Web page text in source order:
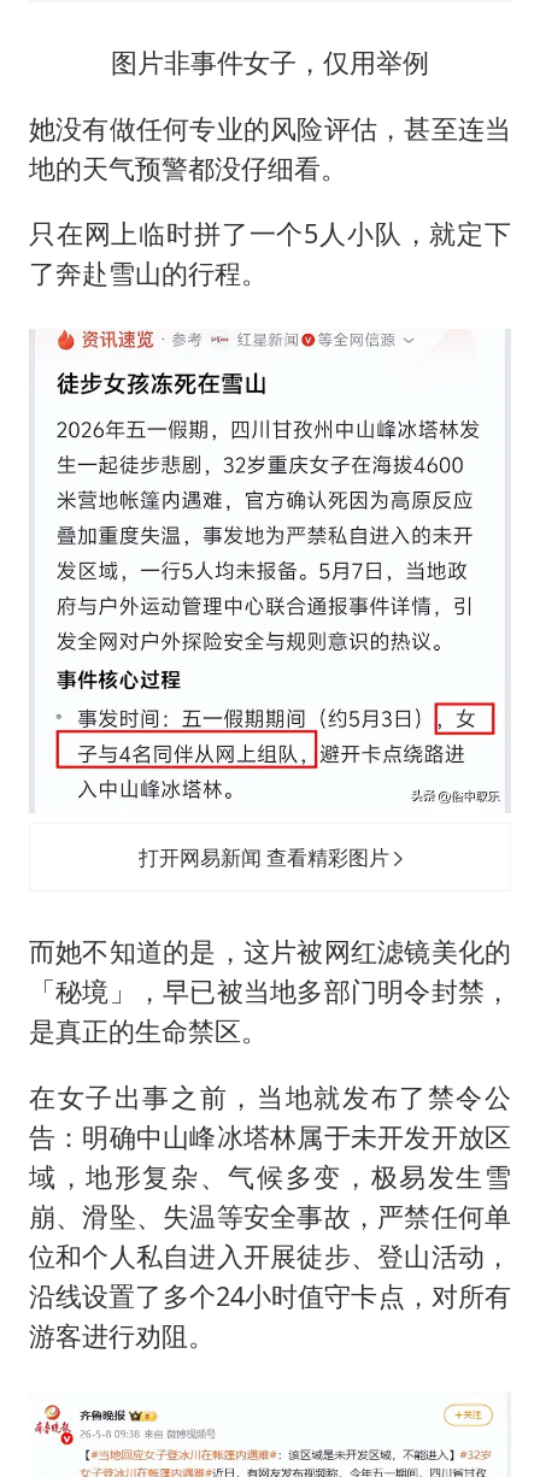
图片非事件女子，仅用举例
她没有做任何专业的风险评估，甚至连当
地的天气预警都没仔细看。
只在网上临时拼了一个5人小队，就定下
了奔赴雪山的行程。
打开网易新闻 查看精彩图片
而她不知道的是，这片被网红滤镜美化的
「秘境」，早已被当地多部门明令封禁，
是真正的生命禁区。
在女子出事之前，当地就发布了禁令公
告：明确中山峰冰塔林属于未开发开放区
域，地形复杂、气候多变，极易发生雪
崩、滑坠、失温等安全事故，严禁任何单
位和个人私自进入开展徒步、登山活动，
沿线设置了多个24小时值守卡点，对所有
游客进行劝阻。